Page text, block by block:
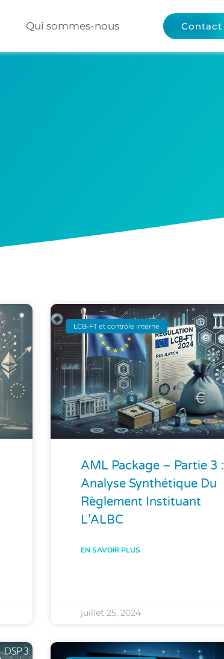
Qui sommes-nous Contact
LCB-FT et contrôle interne
AML Package – Partie 3 :
Analyse Synthétique Du
Règlement Instituant
L’ALBC
EN SAVOIR PLUS
juillet 25, 2024